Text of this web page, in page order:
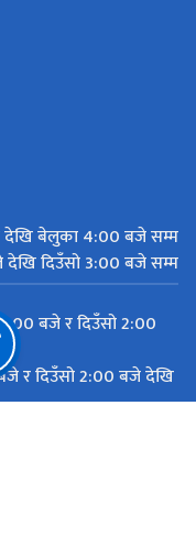
देखि बेलुका 4:00 बजे सम्म
देखि दिउँसो 3:00 बजे सम्म
बजे र दिउँसो 2:00
र दिउँसो 2:00 बजे देखि